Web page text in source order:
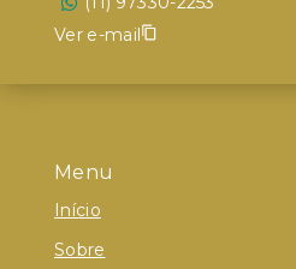
Menu
Início
Sobre
Ver e-mail